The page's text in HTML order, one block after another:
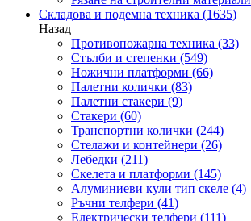
Складова и подемна техника (1635)
Назад
Противопожарна техника (33)
Стълби и степенки (549)
Ножични платформи (66)
Палетни колички (83)
Палетни стакери (9)
Стакери (60)
Транспортни колички (244)
Стелажи и контейнери (26)
Лебедки (211)
Скелета и платформи (145)
Алуминиеви кули тип скеле (4)
Ръчни телфери (41)
Електрически телфери (111)